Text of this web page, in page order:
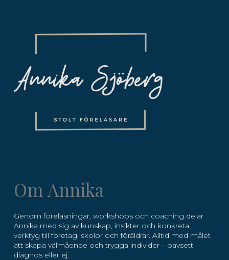
Om Annika
Genom föreläsningar, workshops och coaching delar
Annika med sig av kunskap, insikter och konkreta
verktyg till företag, skolor och föräldrar. Alltid med målet
att skapa välmående och trygga individer – oavsett
diagnos eller ej.